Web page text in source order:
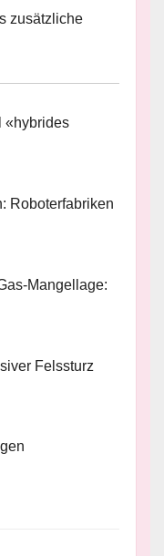
zusätzliche
«hybrides
Roboterfabriken
Mangellage:
Felssturz